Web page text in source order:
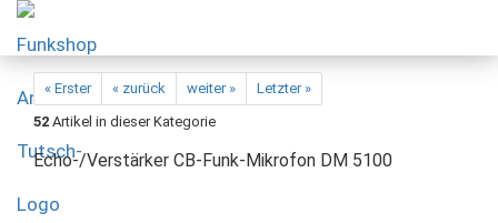
« Erster « zurück weiter »
Letzter »
52 Artikel in dieser Kategorie
Echo-/Verstärker CB-Funk-Mikrofon DM 5100